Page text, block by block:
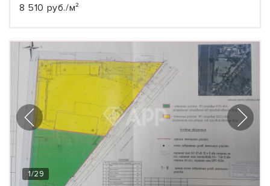
8 510 руб./м²
1/29